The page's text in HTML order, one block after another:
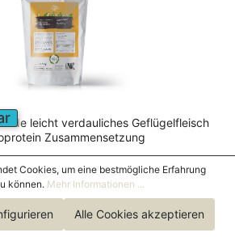
leicht verdauliches Geflügelfleisch
Zusammensetzung
6,45 €*
Cookies, um eine bestmögliche Erfahrung
können. Mehr Informationen ...
Alle Cookies akzeptieren